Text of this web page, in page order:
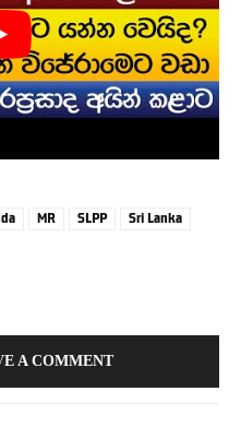
MR SLPP
Sri Lanka
A COMMENT